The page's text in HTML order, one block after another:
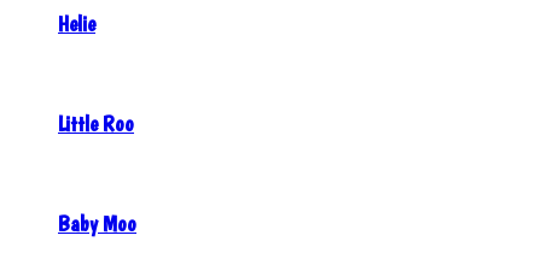
Helie
Little Roo
Baby Moo